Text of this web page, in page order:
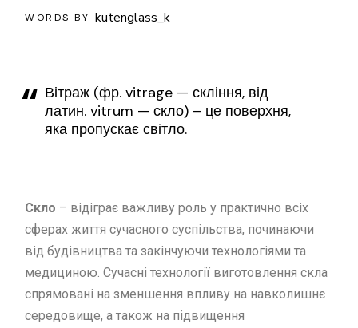
WORDS BY kutenglass_k
Вітраж (фр. vitrage — скління, від
латин. vitrum — скло) – це поверхня,
яка пропускає світло.
Скло – відіграє важливу роль у практично всіх
сферах життя сучасного суспільства, починаючи
від будівництва та закінчуючи технологіями та
медициною. Сучасні технології виготовлення скла
спрямовані на зменшення впливу на навколишнє
середовище, а також на підвищення